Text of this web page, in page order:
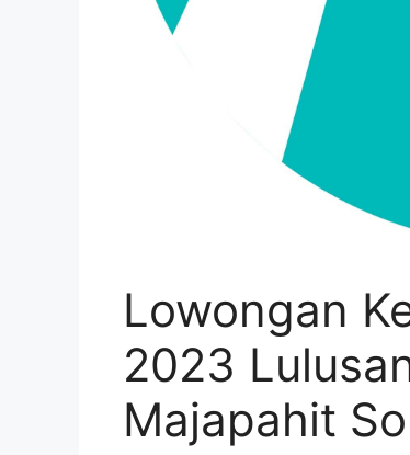
Lowongan
2023
Majapahit